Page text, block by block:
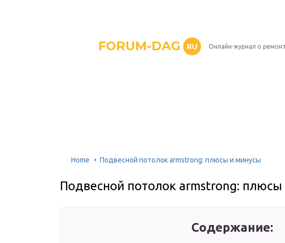
FORUM-DAG RU Онлайн-журнал о
Home Подвесной потолок armstrong: плюсы и минусы
Подвесной потолок armstrong:
Содержание: